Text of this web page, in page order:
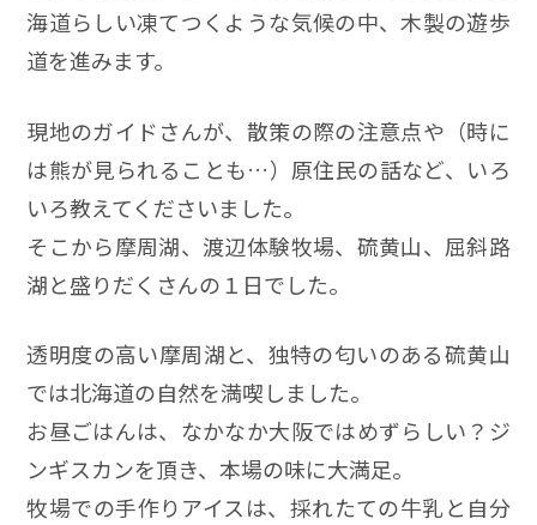
海道らしい凍てつくような気候の中、木製の遊歩
道を進みます。
現地のガイドさんが、散策の際の注意点や（時に
は熊が見られることも…）原住民の話など、いろ
いろ教えてくださいました。
そこから摩周湖、渡辺体験牧場、硫黄山、屈斜路
湖と盛りだくさんの１日でした。
透明度の高い摩周湖と、独特の匂いのある硫黄山
では北海道の自然を満喫しました。
お昼ごはんは、なかなか大阪ではめずらしい？ジ
ンギスカンを頂き、本場の味に大満足。
牧場での手作りアイスは、採れたての牛乳と自分